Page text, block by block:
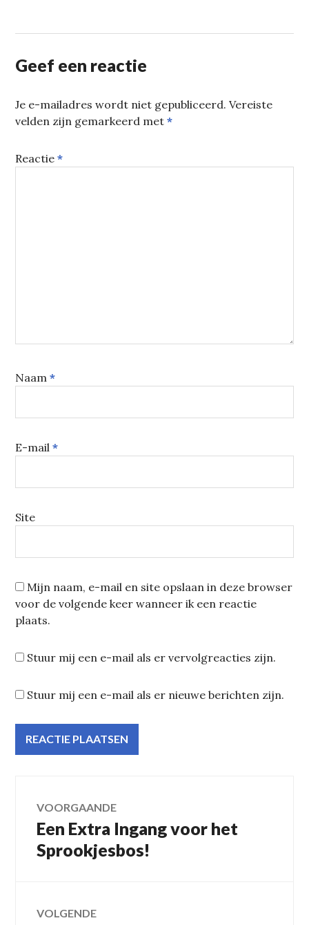
Geef een reactie
Je e-mailadres wordt niet gepubliceerd. Vereiste
velden zijn gemarkeerd met*
Reactie*
Naam*
E-mail*
Site
Mijn naam, e-mail en site opslaan in deze browser
voor de volgende keer wanneer ik een reactie
plaats.
Stuur mij een e-mail als er vervolgreacties zijn.
Stuur mij een e-mail als er nieuwe berichten zijn.
Bericht
navigatie
VOORGAANDE
Vorig
bericht:
Een Extra Ingang voor het
Sprookjesbos!
VOLGENDE